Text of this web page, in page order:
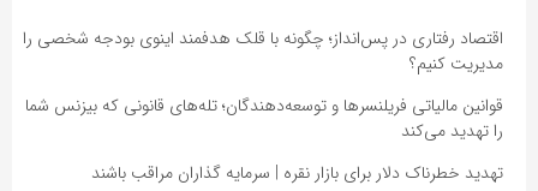
اقتصاد رفتاری در پس‌انداز؛ چگونه با قلک هدفمند اینوی بودجه شخصی را
مدیریت کنیم؟
قوانین مالیاتی فریلنسرها و توسعه‌دهندگان؛ تله‌های قانونی که بیزنس شما
را تهدید می‌کند
تهدید خطرناک دلار برای بازار نقره | سرمایه گذاران مراقب باشند